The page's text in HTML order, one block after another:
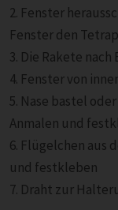
2. Fenster
Fenster den
3. Die Rakete
4. Fenster von
5. Nase bastel
Anmalen und
6. Flügelchen aus
und festkleben
7. Draht zur